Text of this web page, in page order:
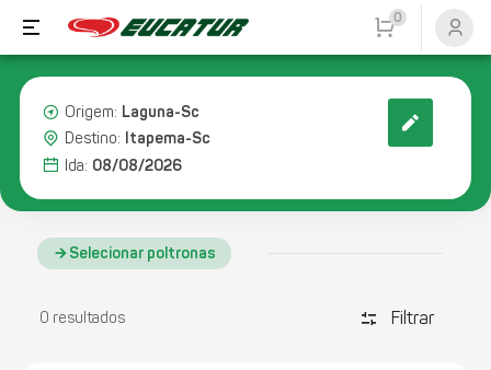
0
Origem: Laguna-Sc
Destino: Itapema-Sc
Ida: 08/08/2026
Selecionar poltronas
0 resultados discover_tune Filtrar